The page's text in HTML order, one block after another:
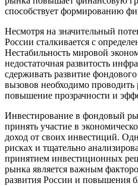
способствует формированию
Несмотря на значительный
России сталкивается с
Нестабильность мировой
недостаточная развитость
сдерживать развитие
вызовов необходимо
повышение прозрачности и
Инвестирование в фондовый
принять участие в
доход от своих инвестиций.
рисках и тщательно
принятием инвестиционных
рынка является важным
развития России и повышения